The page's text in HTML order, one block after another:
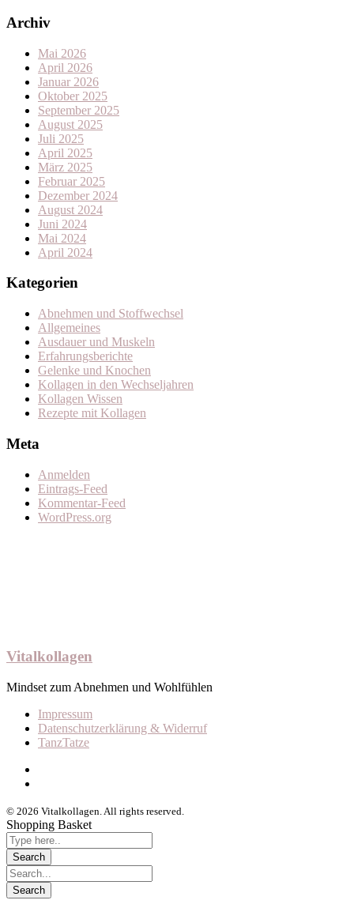
Archiv
Mai 2026
April 2026
Januar 2026
Oktober 2025
September 2025
August 2025
Juli 2025
April 2025
März 2025
Februar 2025
Dezember 2024
August 2024
Juni 2024
Mai 2024
April 2024
Kategorien
Abnehmen und Stoffwechsel
Allgemeines
Ausdauer und Muskeln
Erfahrungsberichte
Gelenke und Knochen
Kollagen in den Wechseljahren
Kollagen Wissen
Rezepte mit Kollagen
Meta
Anmelden
Eintrags-Feed
Kommentar-Feed
WordPress.org
Vitalkollagen
Mindset zum Abnehmen und Wohlfühlen
Impressum
Datenschutzerklärung & Widerruf
TanzTatze
© 2026 Vitalkollagen. All rights reserved.
Shopping Basket